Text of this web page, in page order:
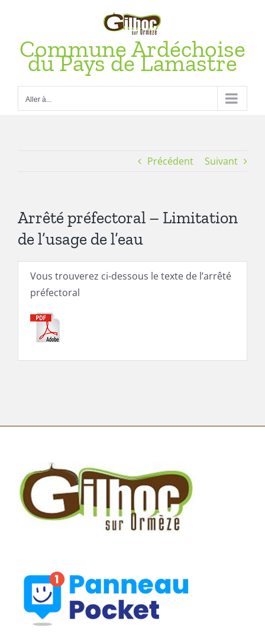
contenuCommune Ardéchoise
du Pays de Lamastre
Aller à...
Précédent Suivant
Arrêté préfectoral – Limitation
de l’usage de l’eau
Vous trouverez ci-dessous le texte de l’arrêté
préfectoral